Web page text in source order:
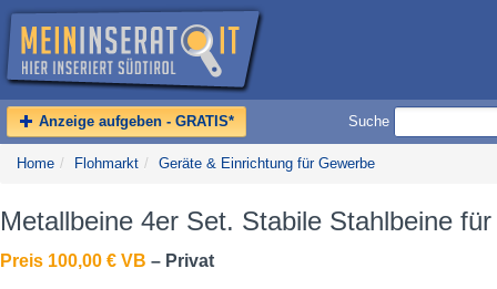
Anzeige aufgeben - GRATIS* Suche
Home / Flohmarkt / Geräte & Einrichtung für Gewerbe
Metallbeine 4er Set. Stabile Stahlbeine
Preis 100,00 € VB – Privat